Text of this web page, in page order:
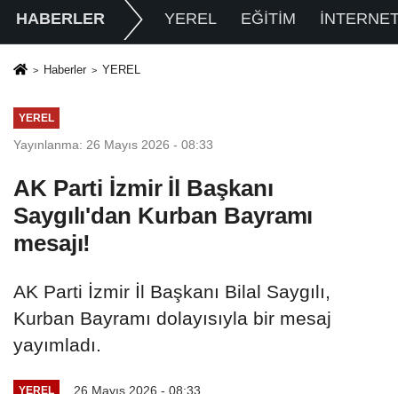
HABERLER YEREL EĞİTİM
Haberler YEREL
YEREL
Yayınlanma: 26 Mayıs 2026 - 08:33
AK Parti İzmir İl Başkanı
Saygılı'dan Kurban Bayramı
mesajı!
AK Parti İzmir İl Başkanı Bilal Saygılı,
Kurban Bayramı dolayısıyla bir mesaj
yayımladı.
YEREL 26 Mayıs 2026 - 08:33